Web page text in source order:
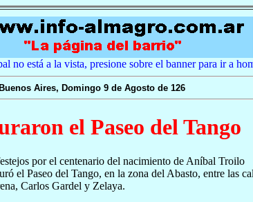
no está a la vista, presione sobre el banner para ir a
Buenos Aires, Domingo 9 de Agosto de 126
el Paseo del Tango
por el centenario del nacimiento de Aníbal Troilo
el Paseo del Tango, en la zona del Abasto, entre las
Carlos Gardel y Zelaya.